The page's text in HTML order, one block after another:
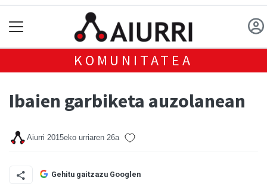
KOMUNITATEA
Ibaien garbiketa auzolanean
Aiurri 2015eko urriaren 26a
Gehitu gaitzazu Googlen